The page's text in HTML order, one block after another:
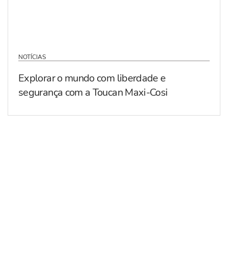
NOTÍCIAS
Explorar o mundo com liberdade e
segurança com a Toucan Maxi-Cosi